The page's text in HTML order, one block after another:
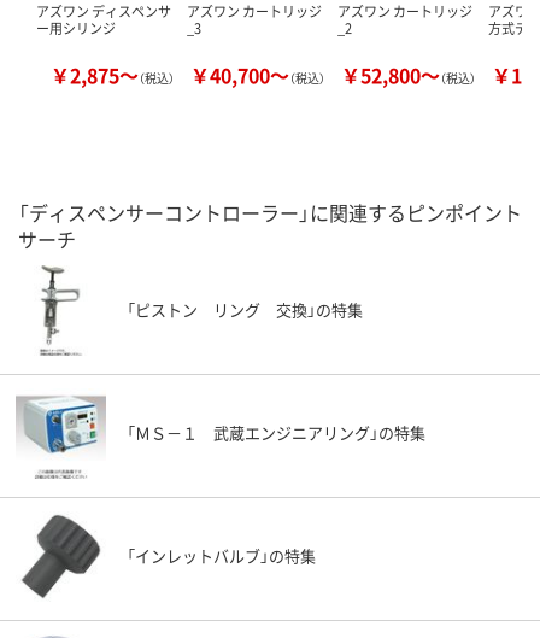
アズワン ディスペンサ
ー用シリンジ
￥2,875～（税込）
アズワン カートリッジ
_3
￥40,700～（税込）
アズワン カートリッジ
_2
￥52,800～（税込）
アズワ
方式デ
￥
「ディスペンサーコントローラー」に関連するピンポイント
サーチ
「ピストン リング 交換」の特集
「ＭＳ－１ 武蔵エンジニアリング」の特集
「インレットバルブ」の特集